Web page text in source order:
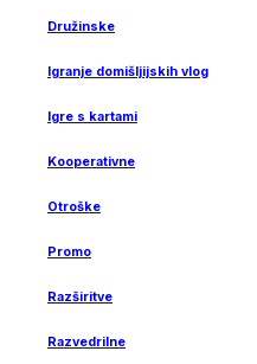
Družinske
Igranje domišljijskih vlog
Igre s kartami
Kooperativne
Otroške
Promo
Razširitve
Razvedrilne